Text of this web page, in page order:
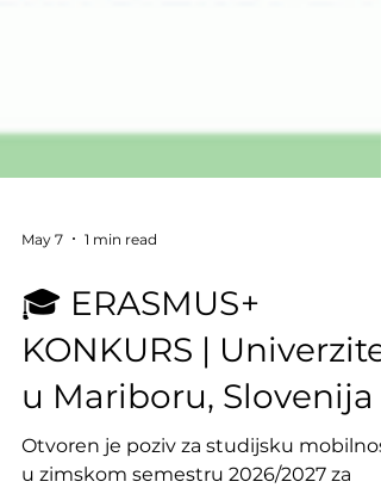
🎓 ERASMUS+
KONKURS | Univerzitet
u Mariboru, Slovenija
Otvoren je poziv za studijsku